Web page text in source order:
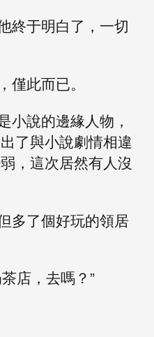
終于明白了，一切
僅此而已。
小說的邊緣人物，
了與小說劇情相違
，這次居然有人沒
多了個好玩的領居
店，去嗎？”